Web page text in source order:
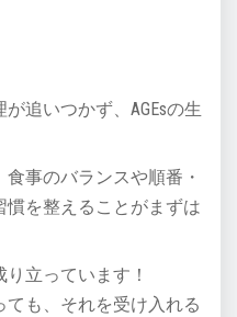
追いつかず、AGEsの生
事のバランスや順番・
を整えることがまずは
立っています！
も、それを受け入れる